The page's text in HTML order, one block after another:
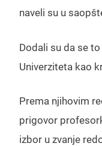
naveli su u
Dodali su da se
Univerziteta kao
Prema njihovim
prigovor
izbor u zvanje